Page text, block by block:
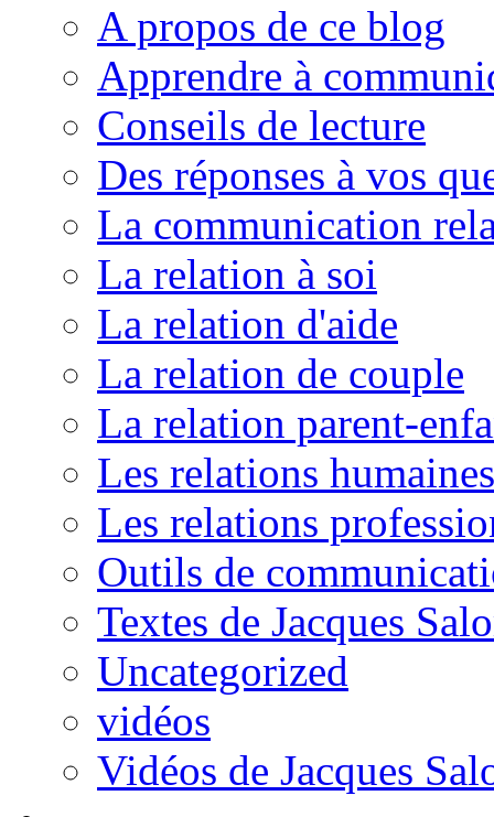
A propos de ce blog
Apprendre à
Conseils de lecture
Des réponses à vos
La communication
La relation à soi
La relation d'aide
La relation de couple
La relation parent-
Les relations humaines
Les relations
Outils de
Textes de Jacques
Uncategorized
vidéos
Vidéos de Jacques